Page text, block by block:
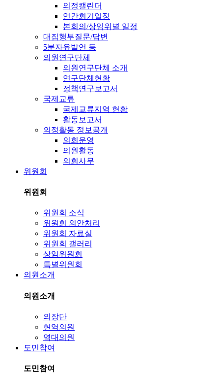
의정캘린더
연간회기일정
본회의/상임위별 일정
대집행부질문/답변
5분자유발언 등
의원연구단체
의원연구단체 소개
연구단체현황
정책연구보고서
국제교류
국제교류지역 현황
활동보고서
의정활동 정보공개
의회운영
의원활동
의회사무
위원회
위원회
위원회 소식
위원회 의안처리
위원회 자료실
위원회 갤러리
상임위원회
특별위원회
의원소개
의원소개
의장단
현역의원
역대의원
도민참여
도민참여